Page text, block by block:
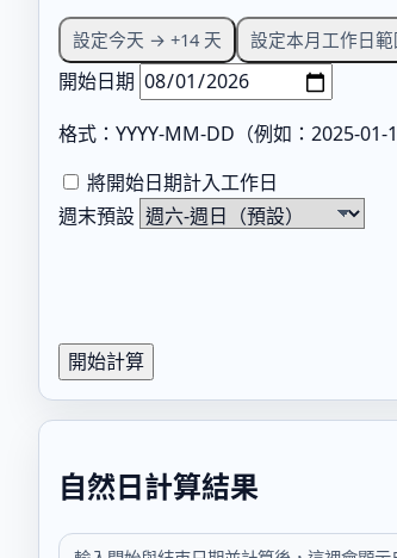
設定今天 → +14 天 設定本月工作日範
開始日期
格式：YYYY-MM-DD（例如：2025-01-
將開始日期計入工作日
週末預設
開始計算
自然日計算結果